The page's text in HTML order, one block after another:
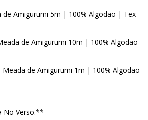
de Amigurumi 5m | 100% Algodão | Tex
de Amigurumi 10m | 100% Algodão
de Amigurumi 1m | 100% Algodão
No Verso.**